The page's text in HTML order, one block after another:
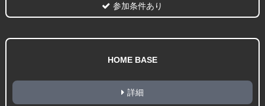
参加条件あり
HOME BASE
詳細